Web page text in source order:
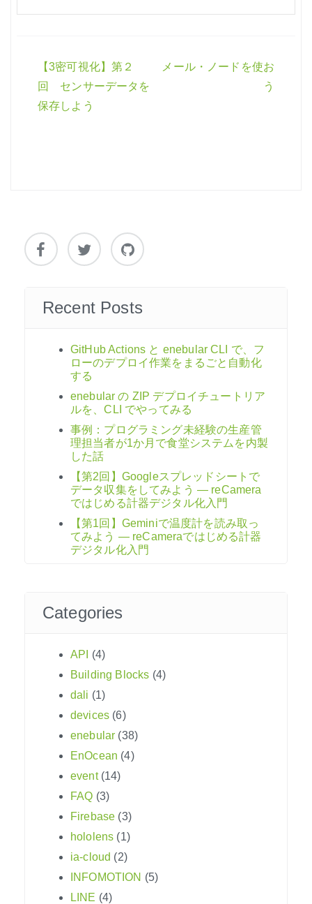
シ
ョ
【3密可視化】第２
回 センサーデータを
保存しよう
メール・ノードを使お
う
Recent Posts
GitHub Actions と enebular CLI で、フ
ローのデプロイ作業をまるごと自動化
する
enebular の ZIP デプロイチュートリア
ルを、CLI でやってみる
事例：プログラミング未経験の生産管
理担当者が1か月で食堂システムを内製
した話
【第2回】Googleスプレッドシートで
データ収集をしてみよう ― reCamera
ではじめる計器デジタル化入門
【第1回】Geminiで温度計を読み取っ
てみよう ― reCameraではじめる計器
デジタル化入門
Categories
API
(4)
Building Blocks (4)
dali (1)
devices (6)
enebular (38)
EnOcean (4)
event(14)
FAQ (3)
Firebase (3)
hololens (1)
ia-cloud (2)
INFOMOTION (5)
LINE (4)